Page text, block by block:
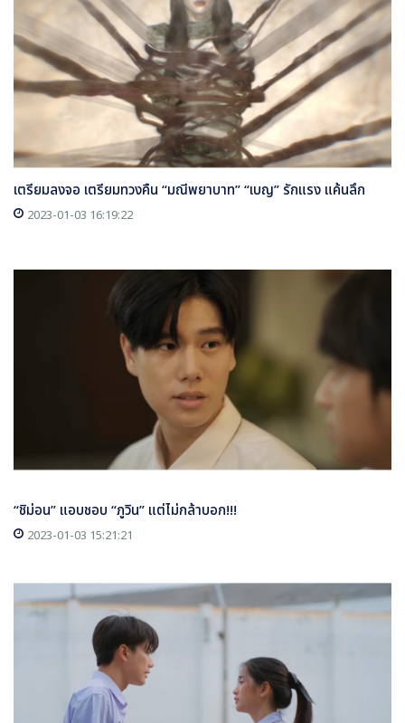
เตรียมลงจอ เตรียมทวงคืน “มณีพยาบาท” “เบญ” รักแรง แค้นลึก
2023-01-03 16:19:22
“ชิม่อน” แอบชอบ “ภูวิน” แต่ไม่กล้าบอก!!!
2023-01-03 15:21:21